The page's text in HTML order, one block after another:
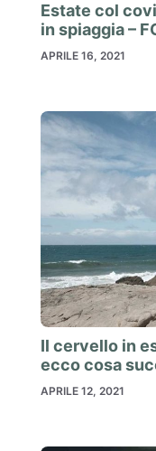
Estate col
in spiaggia –
APRILE 16, 2021
Il cervello in
ecco cosa
APRILE 12, 2021